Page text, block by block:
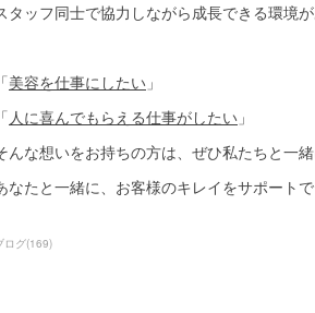
タッフ同士で協力しながら成長できる環境
「美容を仕事にしたい 」
「人に喜んでもらえる仕事がしたい 」
んな想いをお持ちの方は、ぜひ私たちと一
なたと一緒に、お客様のキレイをサポート
ログ(169)